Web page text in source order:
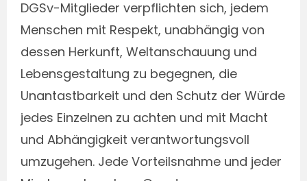
DGSv-Mitglieder verpflichten sich, jedem
Menschen mit Respekt, unabhängig von
dessen Herkunft, Weltanschauung und
Lebensgestaltung zu begegnen, die
Unantastbarkeit und den Schutz der Würde
jedes Einzelnen zu achten und mit Macht
und Abhängigkeit verantwortungsvoll
umzugehen. Jede Vorteilsnahme und jeder